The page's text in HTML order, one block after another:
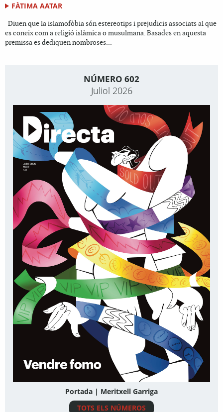
FÀTIMA AATAR
Diuen que la islamofòbia són estereotips i prejudicis associats al que
es coneix com a religió islàmica o musulmana. Basades en aquesta
premissa es dediquen nombroses...
NÚMERO 602
Juliol 2026
Portada | Meritxell Garriga
TOTS ELS NÚMEROS